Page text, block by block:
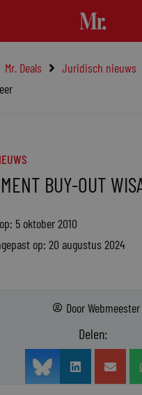
Mr. Deals Juridisch nieuws
BUY-OUT
5 oktober 2010
op: 20 augustus 2024
DoorWebmeester
Delen: